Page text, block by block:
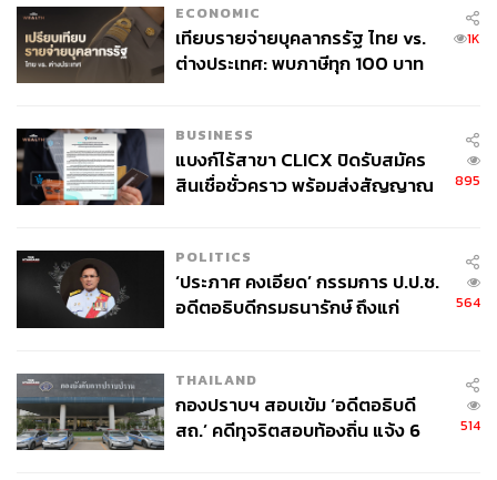
ECONOMIC
เทียบรายจ่ายบุคลากรรัฐ ไทย vs.
ต่างประเทศ: พบภาษีทุก 100 บาท
1K
BUSINESS
แบงก์ไร้สาขา CLICX ปิดรับสมัคร
สินเชื่อชั่วคราว พร้อมส่งสัญญาณ
895
POLITICS
‘ประภาศ คงเอียด’ กรรมการ ป.ป.ช.
อดีตอธิบดีกรมธนารักษ์ ถึงแก่
564
THAILAND
กองปราบฯ สอบเข้ม ‘อดีตอธิบดี
สถ.’ คดีทุจริตสอบท้องถิ่น แจ้ง 6
514